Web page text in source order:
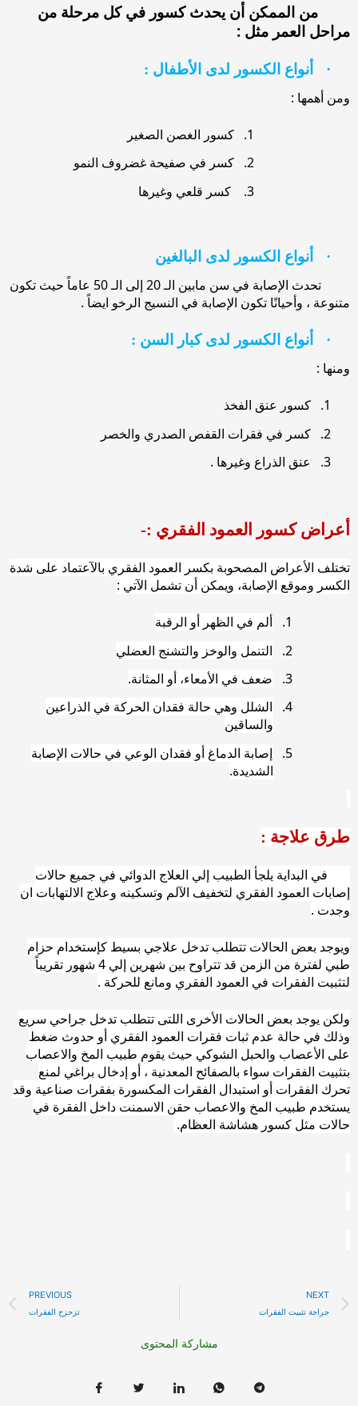
من الممكن أن يحدث كسور في كل مرحلة من
مراحل العمر مثل :
· أنواع الكسور لدى الأطفال :
ومن أهمها :
1.
كسور الغصن الصغير
2.
كسر في صفيحة غضروف النمو
3.
كسر قلعي وغيرها
· أنواع الكسور لدى البالغين
تحدث الإصابة في سن مابين الـ 20 إلى الـ 50 عاماً حيث تكون
متنوعة ، وأحيانًا تكون الإصابة في النسيج الرخو ايضاً .
· أنواع الكسور لدى كبار السن :
ومنها :
1.
كسور عنق الفخذ
2.
كسر في فقرات القفص الصدري والخصر
3.
عنق الذراع وغيرها .
أعراض كسور العمود الفقري :-
تختلف الأعراض المصحوبة بكسر العمود الفقري بالآعتماد على شدة
الكسر وموقع الإصابة، ويمكن أن تشمل الآتي :
1.
ألم في الظهر أو الرقبة
2.
التنمل والوخز والتشنج العضلي
3.
ضعف في الأمعاء، أو المثانة.
4.
الشلل وهي حالة فقدان الحركة في الذراعين
والساقين
5.
إصابة الدماغ أو فقدان الوعي في حالات الإصابة
الشديدة.
طرق علاجة :
في البداية يلجأ الطبيب إلي العلاج الدوائي في جميع حالات
إصابات العمود الفقري لتخفيف الآلم وتسكينه وعلاج الالتهابات ان
وجدت .
ويوجد بعض الحالات تتطلب تدخل علاجي بسيط كإستخدام حزام
طبي لفترة من الزمن قد تتراوح بين شهرين إلي 4 شهور تقريباً
لتثبيت الفقرات في العمود الفقري ومانع للحركة .
ولكن يوجد بعض الحالات الأخرى اللتى تتطلب تدخل جراحي سريع
وذلك في حالة عدم ثبات فقرات العمود الفقري أو حدوث ضغط
على الأعصاب والحبل الشوكي حيث يقوم طبيب المخ والاعصاب
بتثبيت الفقرات سواء بالصفائح المعدنية ، أو إدخال براغي لمنع
تحرك الفقرات أو استبدال الفقرات المكسورة بفقرات صناعية وقد
يستخدم طبيب المخ والاعصاب حقن الاسمنت داخل الفقرة في
حالات مثل كسور هشاشة العظام.
Prev
PREVIOUS
تزحزح الفقرات
NEXT
جراحة تثبيت الفقرات
مشاركة المحتوى